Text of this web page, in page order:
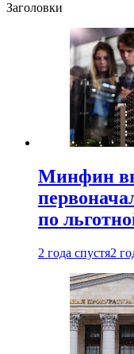
Заголовки
Минфин
по
2 года спустя2